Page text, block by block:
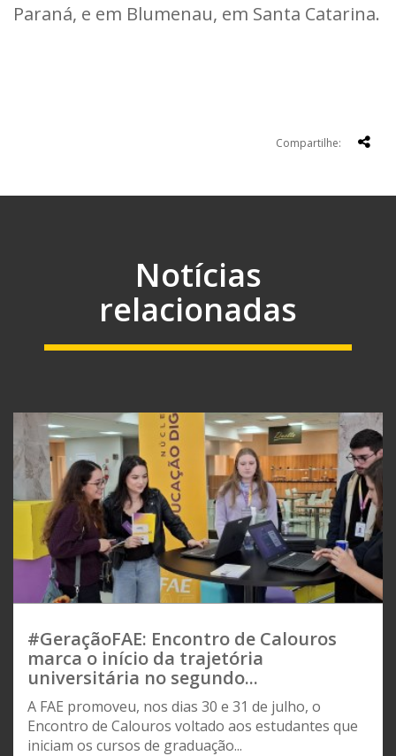
Paraná, e em Blumenau, em Santa Catarina.
Compartilhe:
Notícias
relacionadas
#GeraçãoFAE: Encontro de Calouros
marca o início da trajetória
universitária no segundo...
A FAE promoveu, nos dias 30 e 31 de julho, o
Encontro de Calouros voltado aos estudantes que
iniciam os cursos de graduação...